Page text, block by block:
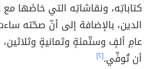
كتاباتِه، ونقاشاتِه التي خاضَها مع
الدين، بالإضافة إلى أنّ صحّته
عامِ ألفٍ وستّمئةٍ وثمانيةٍ
أن تُوفِّي.[٢]